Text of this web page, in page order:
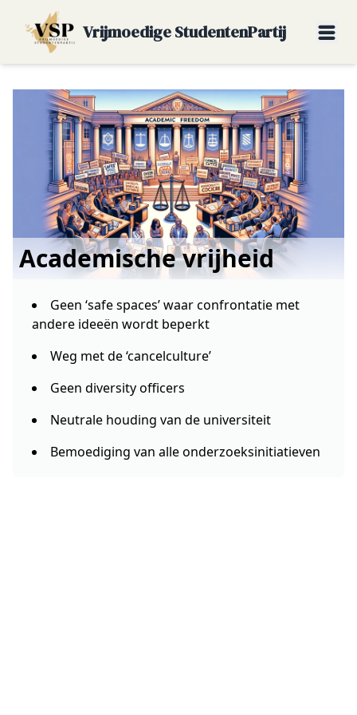
Vrijmoedige StudentenPartij
Academische vrijheid
Geen ‘safe spaces’ waar confrontatie met
andere ideeën wordt beperkt
Weg met de ‘cancelculture’
Geen diversity officers
Neutrale houding van de universiteit
Bemoediging van alle onderzoeksinitiatieven